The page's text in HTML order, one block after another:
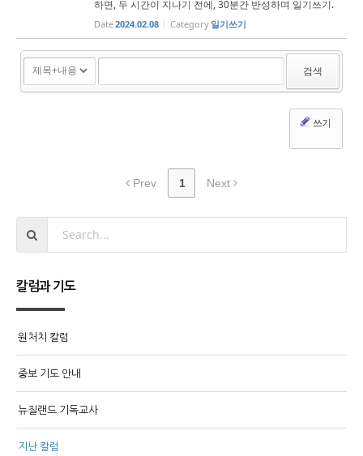
하면, 두 시간이 지나기 전에, 30분간 반성하며 일기쓰기.
- 존 웨슬리의 일기쓰기 방법에서 -" [시작하는 말] 바쁜 시
간을 쪼개어, 일기를 쓴다. "한 시간마다 일기쓰기"는, 더
많이 사랑하려는 노...
Date2024.02.08 Category 일기쓰기
검색
쓰기
Prev 1 Next
칼럼과 기도
원처치 칼럼
중보 기도 안내
뉴질랜드 기독교사
지난 칼럼